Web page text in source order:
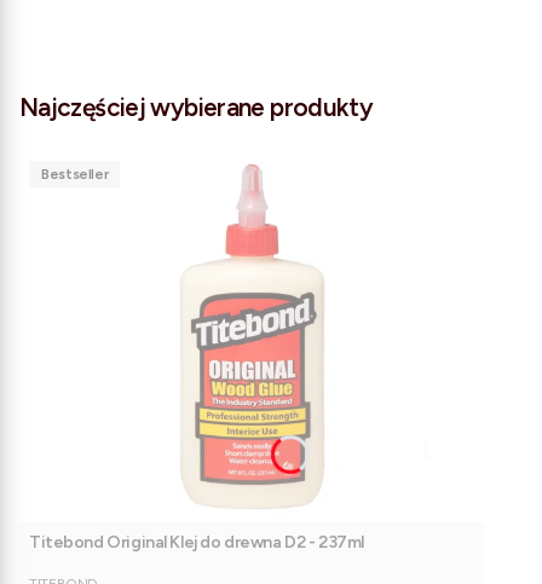
Najczęściej wybierane produkty
Bestseller
Titebond Original Klej do drewna D2 - 237ml
PRODUCENT